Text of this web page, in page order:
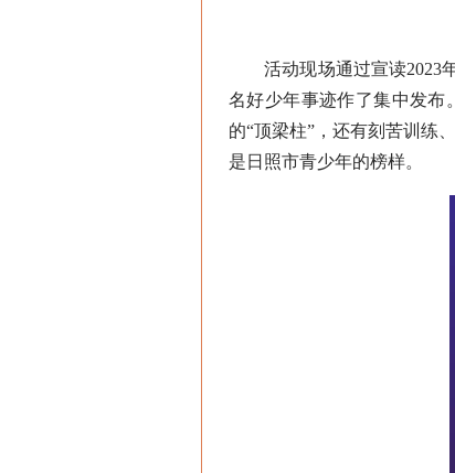
活动现场通过宣读2023年
名好少年事迹作了集中发布
的“顶梁柱”，还有刻苦训练
是日照市青少年的榜样。